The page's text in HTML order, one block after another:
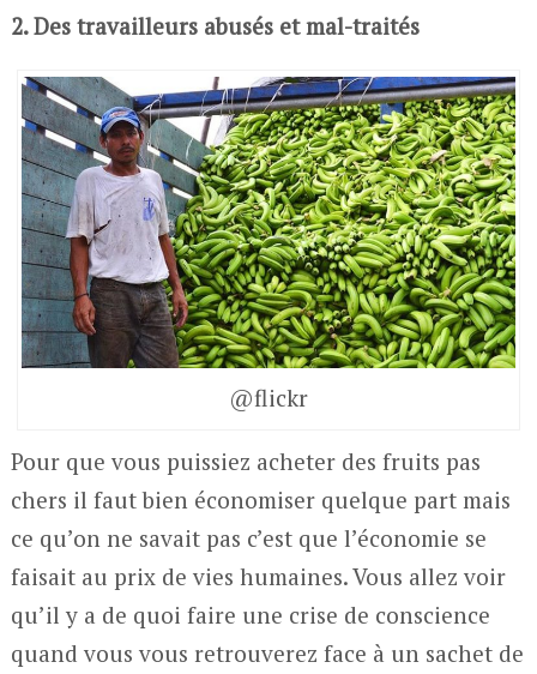
2. Des travailleurs abusés et mal-traités
@flickr
Pour que vous puissiez acheter des fruits pas
chers il faut bien économiser quelque part mais
ce qu’on ne savait pas c’est que l’économie se
faisait au prix de vies humaines. Vous allez voir
qu’il y a de quoi faire une crise de conscience
quand vous vous retrouverez face à un sachet de